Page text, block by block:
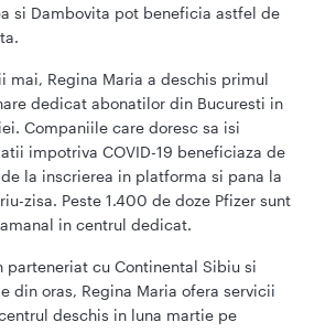
si Dambovita pot beneficia astfel de
mai, Regina Maria a deschis primul
dedicat abonatilor din Bucuresti in
Companiile care doresc sa isi
impotriva COVID-19 beneficiaza de
la inscrierea in platforma si pana la
zisa. Peste 1.400 de doze Pfizer sunt
in centrul dedicat.
parteneriat cu Continental Sibiu si
din oras, Regina Maria ofera servicii
deschis in luna martie pe